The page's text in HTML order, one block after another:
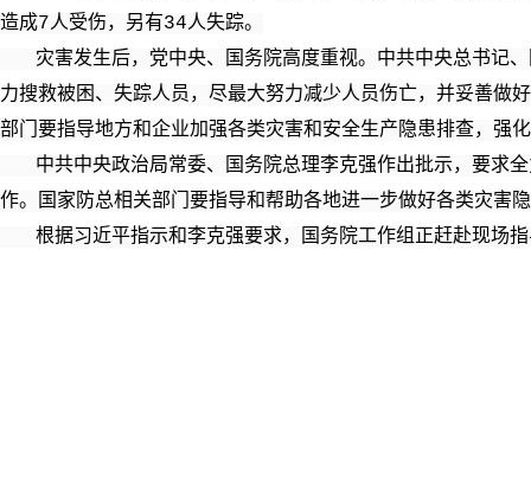
造成7人受伤，另有34人失踪。
灾害发生后，党中央、国务院高度重视。中共中央总书记、
力搜救被困、失踪人员，尽最大努力减少人员伤亡，并妥善做
部门要指导地方和企业加强各类灾害和安全生产隐患排查，强
中共中央政治局常委、国务院总理李克强作出批示，要求全
作。国家防总相关部门要指导和帮助各地进一步做好各类灾害
根据习近平指示和李克强要求，国务院工作组正赶赴现场指